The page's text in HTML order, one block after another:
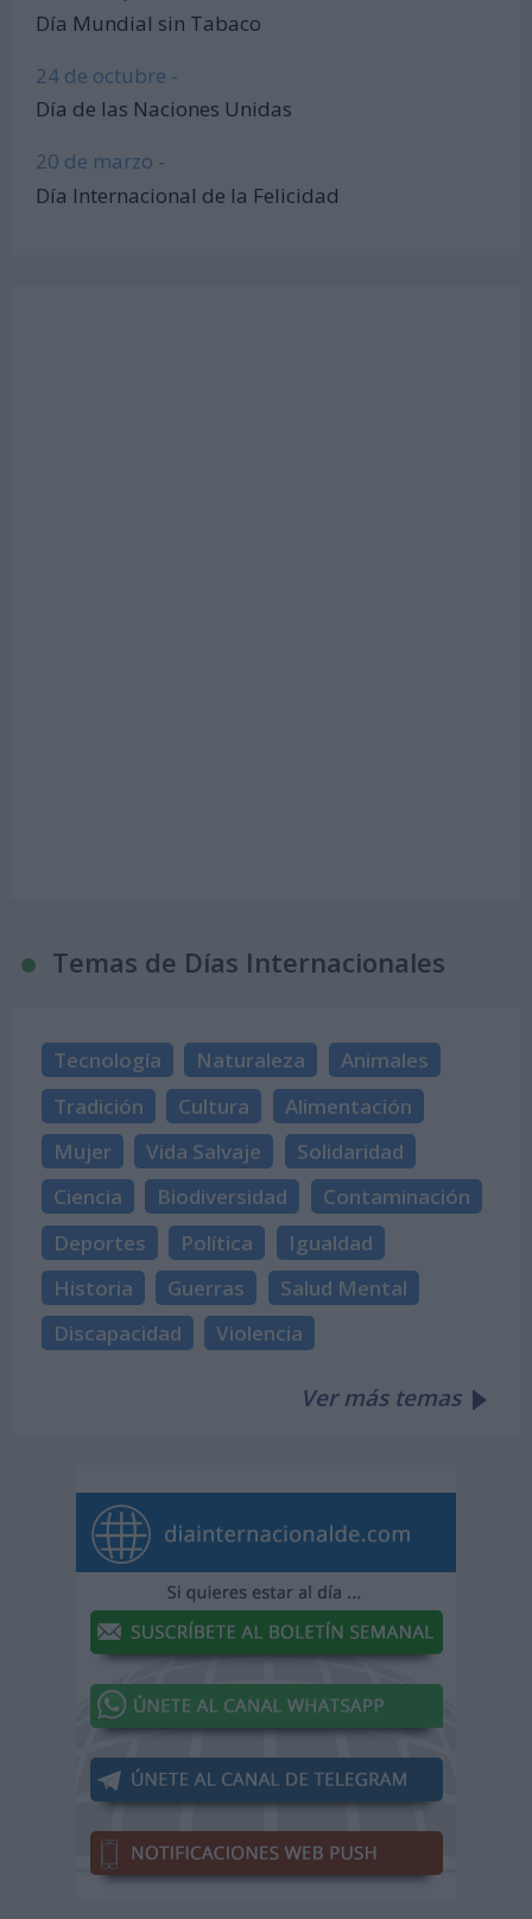
Día Mundial sin Tabaco
24 de octubre -
Día de las Naciones Unidas
20 de marzo -
Día Internacional de la Felicidad
Temas de Días Internacionales
Tecnología Naturaleza
Animales
Tradición
Cultura
Alimentación
Mujer
Vida Salvaje
Solidaridad
Ciencia
Biodiversidad
Contaminación
Deportes
Política
Igualdad
Historia
Guerras
Salud Mental
Discapacidad
Violencia
Ver más temas